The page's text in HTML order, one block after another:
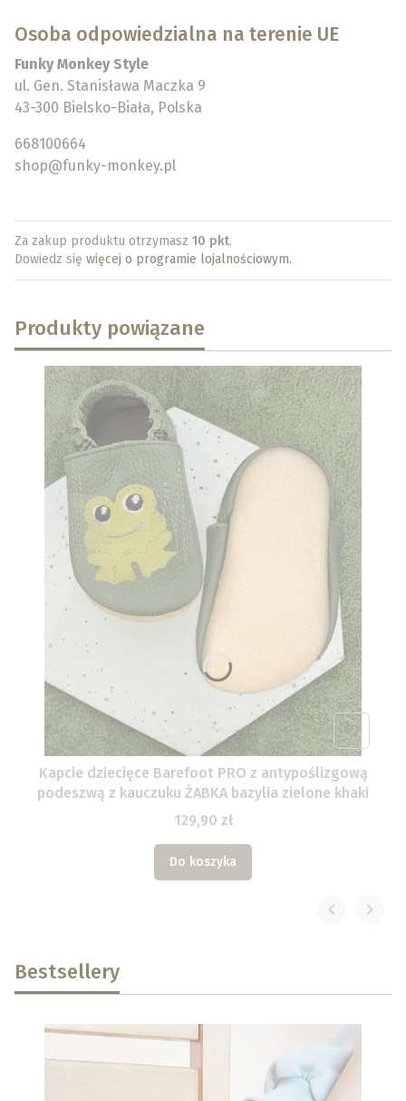
Osoba odpowiedzialna na terenie UE
Funky Monkey Style
ul. Gen. Stanisława Maczka 9
43-300 Bielsko-Biała, Polska
668100664
shop@funky-monkey.pl
Za zakup produktu otrzymasz 10 pkt.
Dowiedz się więcej o programie lojalnościowym.
Produkty powiązane
Kapcie dziecięce Barefoot PRO z antypoślizgową
podeszwą z kauczuku ŻABKA bazylia zielone khaki
129,90 zł
Do koszyka
Bestsellery